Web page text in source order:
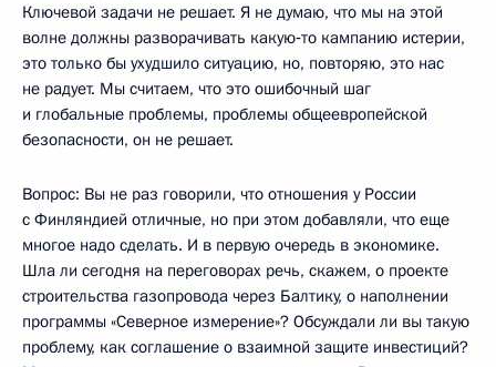
Ключевой задачи не решает. Я не думаю, что мы на этой
волне должны разворачивать какую‑то кампанию истерии,
это только бы ухудшило ситуацию, но, повторяю, это нас
не радует. Мы считаем, что это ошибочный шаг
и глобальные проблемы, проблемы общеевропейской
безопасности, он не решает.
Вопрос: Вы не раз говорили, что отношения у России
с Финляндией отличные, но при этом добавляли, что еще
многое надо сделать. И в первую очередь в экономике.
Шла ли сегодня на переговорах речь, скажем, о проекте
строительства газопровода через Балтику, о наполнении
программы «Северное измерение»? Обсуждали ли вы такую
проблему, как соглашение о взаимной защите инвестиций?